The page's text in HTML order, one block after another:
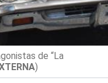
de “La
)